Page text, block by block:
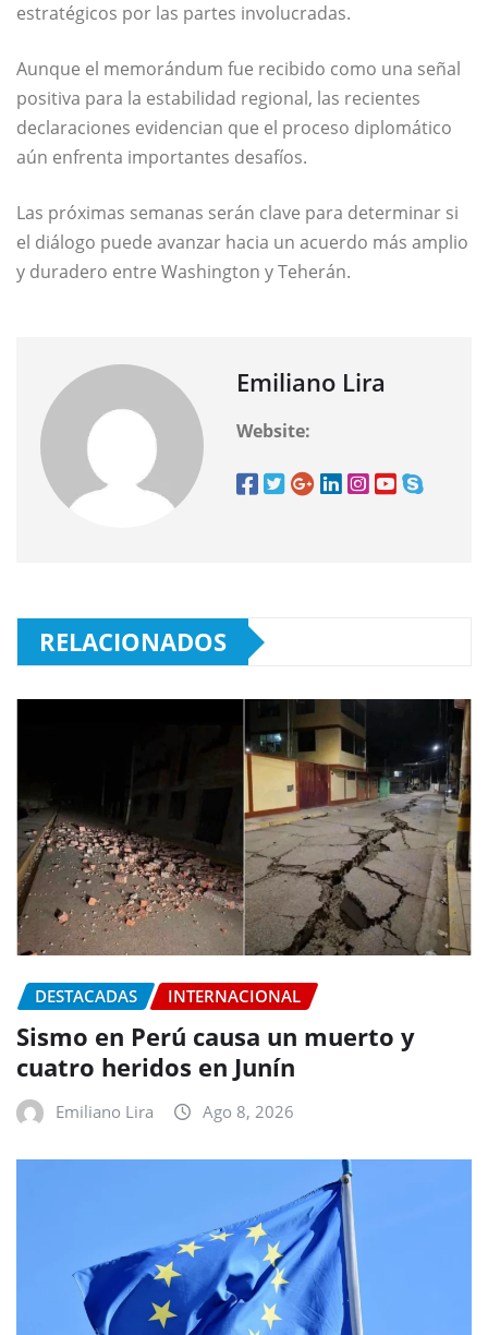
estratégicos por las partes involucradas.
Aunque el memorándum fue recibido como una señal
positiva para la estabilidad regional, las recientes
declaraciones evidencian que el proceso diplomático
aún enfrenta importantes desafíos.
Las próximas semanas serán clave para determinar si
el diálogo puede avanzar hacia un acuerdo más amplio
y duradero entre Washington y Teherán.
Emiliano Lira
Website:
RELACIONADOS
DESTACADAS INTERNACIONAL
Sismo en Perú causa un muerto y
cuatro heridos en Junín
Emiliano Lira Ago 8, 2026